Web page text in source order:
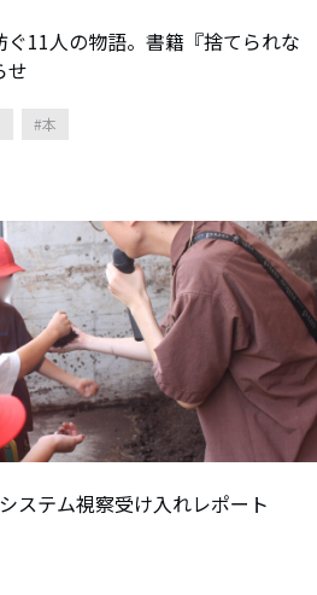
11人の物語。書籍『捨てられな
せ
本
ステム視察受け入れレポート